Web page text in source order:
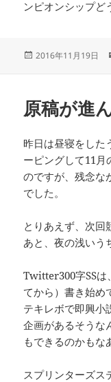
ンピオンシップど
投
2016年11月19日
原稿が進
昨日は昼寝をした
ーピングして11月
のですが、残念な
でした。
とりあえず、次回
あと、夜の浅いう
Twitter300字SSは
てから）書き始め
テキレボで即興小
企画があるそうな
もできるのかもな
スプリンターズス